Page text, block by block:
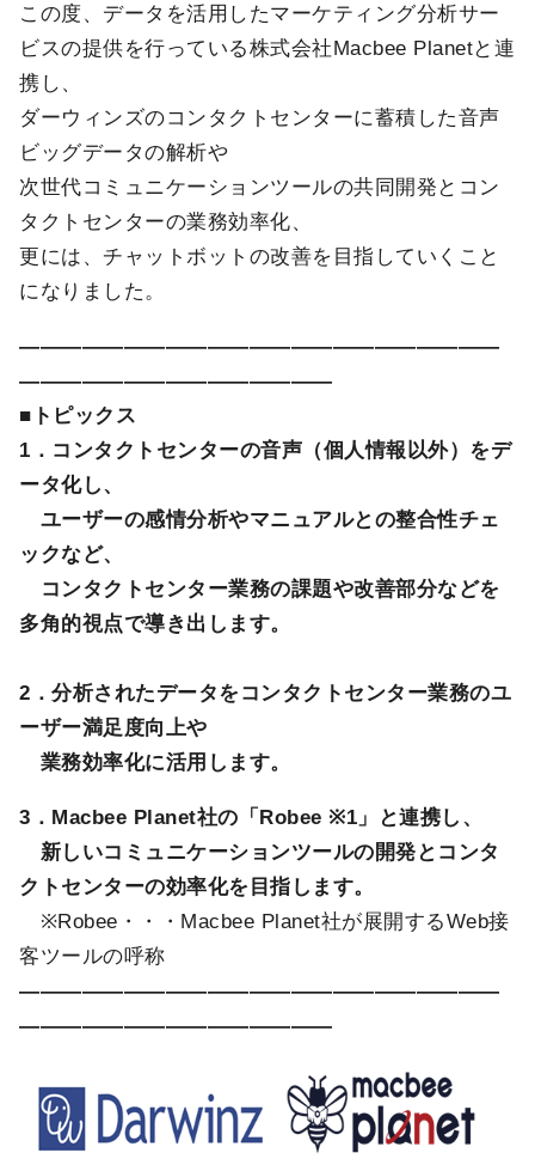
この度、データを活用したマーケティング分析サー
ビスの提供を行っている株式会社Macbee Planetと連
携し、
ダーウィンズのコンタクトセンターに蓄積した音声
ビッグデータの解析や
次世代コミュニケーションツールの共同開発とコン
タクトセンターの業務効率化、
更には、チャットボットの改善を目指していくこと
になりました。
―――――――――――――――――――――――
―――――――――――――――
■トピックス
1．コンタクトセンターの音声（個人情報以外）をデ
ータ化し、
ユーザーの感情分析やマニュアルとの整合性チェ
ックなど、
コンタクトセンター業務の課題や改善部分などを
多角的視点で導き出します。
2．分析されたデータをコンタクトセンター業務のユ
ーザー満足度向上や
業務効率化に活用します。
3．Macbee Planet社の「Robee ※1」と連携し、
新しいコミュニケーションツールの開発とコンタ
クトセンターの効率化を目指します。
※Robee・・・Macbee Planet社が展開するWeb接
客ツールの呼称
―――――――――――――――――――――――
―――――――――――――――